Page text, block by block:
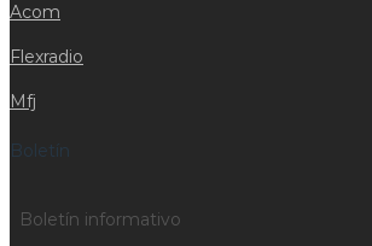
Acom
Flexradio
Mfj
Boletín
Boletín informativo